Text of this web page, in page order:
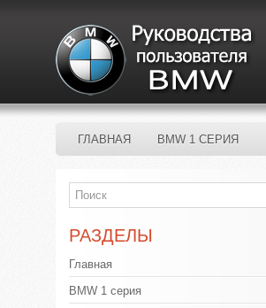
ГЛАВНАЯ BMW 1 СЕРИЯ
РАЗДЕЛЫ
Главная
BMW 1 серия